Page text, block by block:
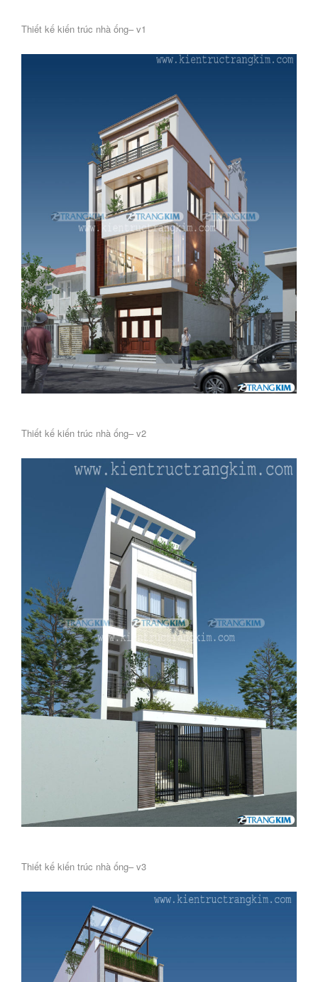
Thiết kế kiến trúc nhà ống– v1
Thiết kế kiến trúc nhà ống– v2
Thiết kế kiến trúc nhà ống– v3